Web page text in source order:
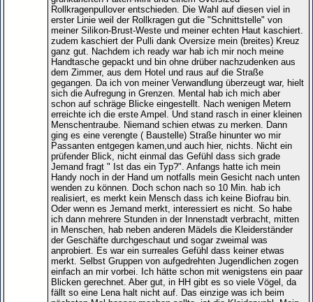
Rollkragenpullover entschieden. Die Wahl auf diesen viel in
erster Linie weil der Rollkragen gut die "Schnittstelle" von
meiner Silikon-Brust-Weste und meiner echten Haut kaschiert.
zudem kaschiert der Pulli dank Oversize mein (breites) Kreuz
ganz gut. Nachdem ich ready war hab ich mir noch meine
Handtasche gepackt und bin ohne drüber nachzudenken aus
dem Zimmer, aus dem Hotel und raus auf die Straße
gegangen. Da ich von meiner Verwandlung überzeugt war, hielt
sich die Aufregung in Grenzen. Mental hab ich mich aber
schon auf schräge Blicke eingestellt. Nach wenigen Metern
erreichte ich die erste Ampel. Und stand rasch in einer kleinen
Menschentraube. Niemand schien etwas zu merken. Dann
ging es eine verengte ( Baustelle) Straße hinunter wo mir
Passanten entgegen kamen,und auch hier, nichts. Nicht ein
prüfender Blick, nicht einmal das Gefühl dass sich grade
Jemand fragt " Ist das ein Typ?". Anfangs hatte ich mein
Handy noch in der Hand um notfalls mein Gesicht nach unten
wenden zu können. Doch schon nach so 10 Min. hab ich
realisiert, es merkt kein Mensch dass ich keine Biofrau bin.
Oder wenn es Jemand merkt, interessiert es nicht. So habe
ich dann mehrere Stunden in der Innenstadt verbracht, mitten
in Menschen, hab neben anderen Mädels die Kleiderständer
der Geschäfte durchgeschaut und sogar zweimal was
anprobiert. Es war ein surreales Gefühl dass keiner etwas
merkt. Selbst Gruppen von aufgedrehten Jugendlichen zogen
einfach an mir vorbei. Ich hätte schon mit wenigstens ein paar
Blicken gerechnet. Aber gut, in HH gibt es so viele Vögel, da
fällt so eine Lena halt nicht auf. Das einzige was ich beim